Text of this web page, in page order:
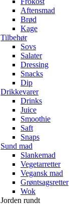
Aftensmad
Brød
Kage
Tilbehør
Sovs
Salater
Dressing
Snacks
Dip
Drikkevarer
Drinks
Juice
Smoothie
Saft
Snaps
Sund mad
Slankemad
Vegetarretter
Vegansk mad
Grøntsagsretter
Wok
Jorden rundt